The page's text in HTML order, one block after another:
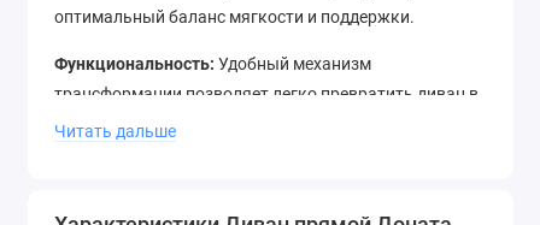
оптимальный баланс мягкости и поддержки.
Функциональность: Удобный механизм
трансформации позволяет легко превратить диван в
полноценное спальное место размером 145х200 см
Читать дальше